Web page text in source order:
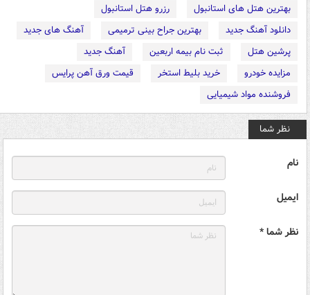
بهترین هتل های استانبول
رزرو هتل استانبول
دانلود آهنگ جدید
بهترین جراح بینی ترمیمی
آهنگ های جدید
پرشین هتل
ثبت نام بیمه اربعین
آهنگ جدید
مزایده خودرو
خرید بلیط استخر
قیمت ورق آهن پرایس
فروشنده مواد شیمیایی
نظر شما
نام
ایمیل
نظر شما *